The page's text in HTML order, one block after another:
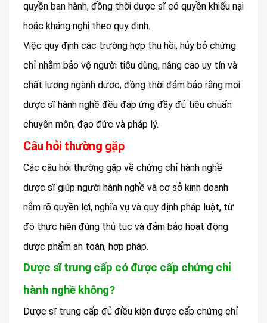
quyền ban hành, đồng thời dược sĩ có quyền khiếu nại
hoặc kháng nghị theo quy định.
Việc quy định các trường hợp thu hồi, hủy bỏ chứng
chỉ nhằm bảo vệ người tiêu dùng, nâng cao uy tín và
chất lượng ngành dược, đồng thời đảm bảo rằng mọi
dược sĩ hành nghề đều đáp ứng đầy đủ tiêu chuẩn
chuyên môn, đạo đức và pháp lý.
Câu hỏi thường gặp
Các câu hỏi thường gặp về chứng chỉ hành nghề
dược sĩ giúp người hành nghề và cơ sở kinh doanh
nắm rõ quyền lợi, nghĩa vụ và quy định pháp luật, từ
đó thực hiện đúng thủ tục và đảm bảo hoạt động
dược phẩm an toàn, hợp pháp.
Dược sĩ trung cấp có được cấp chứng chỉ
hành nghề không?
Dược sĩ trung cấp đủ điều kiện được cấp chứng chỉ